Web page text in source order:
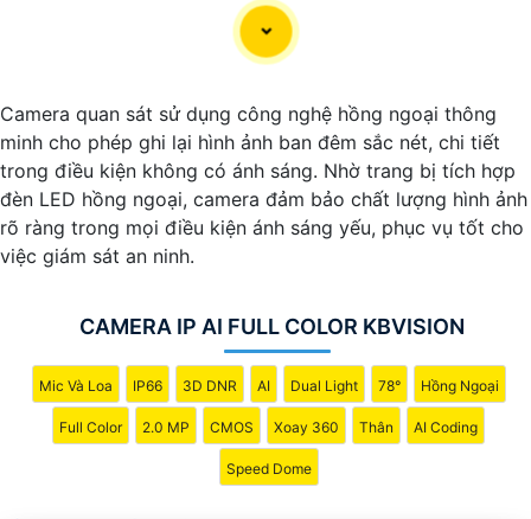
Camera quan sát sử dụng công nghệ hồng ngoại thông
minh cho phép ghi lại hình ảnh ban đêm sắc nét, chi tiết
trong điều kiện không có ánh sáng. Nhờ trang bị tích hợp
đèn LED hồng ngoại, camera đảm bảo chất lượng hình ảnh
rõ ràng trong mọi điều kiện ánh sáng yếu, phục vụ tốt cho
việc giám sát an ninh.
CAMERA IP AI FULL COLOR KBVISION
Mic Và Loa IP66 3D DNR AI Dual Light 78° Hồng Ngoại
Full Color 2.0 MP CMOS Xoay 360 Thân AI Coding
Speed Dome